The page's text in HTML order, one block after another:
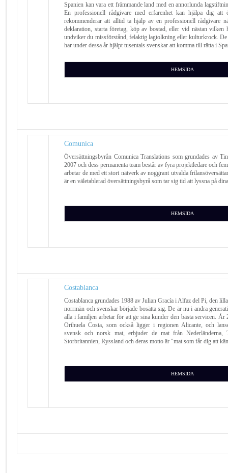
Spanien kan vara ett främmande land med en annorlunda
En professionell rådgivare med erfarenhet kan hjälpa dig att
rekommenderar att alltid ta hjälp av en professionell rådgivare
deklaration, starta företag, köp av bostad, eller vid nästan vilken
undviker du missförstånd, felaktig lagtolkning eller kulturkrock. De
har under dessa år hjälpt tusentals svenskar att komma till rätta i
HEMSIDA
Comunica
Översättningsbyrån Comunica Translations som grundades av
2007 och dess permanenta team består av fyra projektledare och
arbetar de med ett stort nätverk av noggrant utvalda
är en väletablerad översättningsbyrå som tar sig tid att lyssna på
HEMSIDA
Costablanca
Costablanca grundades 1988 av Julian Gracía i Alfaz del Pi, den
norrmän och svenskar började bosätta sig. De är nu i andra
alla i familjen arbetar för att ge sina kunder den bästa servicen.
Orihuela Costa, som också ligger i regionen Alicante, och
svensk och norsk mat, erbjuder de mat från Nederländerna,
Storbritannien, Ryssland och deras motto är "mat som får dig att
HEMSIDA